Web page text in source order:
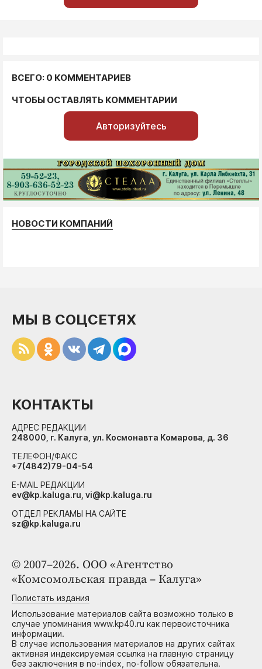
ВСЕГО: 0 КОММЕНТАРИЕВ
ЧТОБЫ ОСТАВЛЯТЬ КОММЕНТАРИИ
Авторизуйтесь
НОВОСТИ КОМПАНИЙ
© 2007–2026. ООО «Агентство
«Комсомольская правда – Калуга»
Полистать издания
Использование материалов сайта возможно только в
случае упоминания www.kp40.ru как первоисточника
информации.
В случае использования материалов на других сайтах
активная индексируемая ссылка на главную страницу
без заключения в no-index, no-follow обязательна.
МЫ В СОЦСЕТЯХ
КОНТАКТЫ
АДРЕС РЕДАКЦИИ
248000, г. Калуга, ул. Космонавта Комарова, д. 36
ТЕЛЕФОН/ФАКС
+7(4842)79-04-54
E-MAIL РЕДАКЦИИ
ev@kp.kaluga.ru, vi@kp.kaluga.ru
ОТДЕЛ РЕКЛАМЫ НА САЙТЕ
sz@kp.kaluga.ru